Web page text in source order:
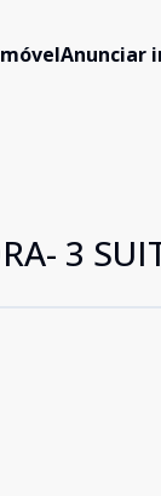
Anunciar
3